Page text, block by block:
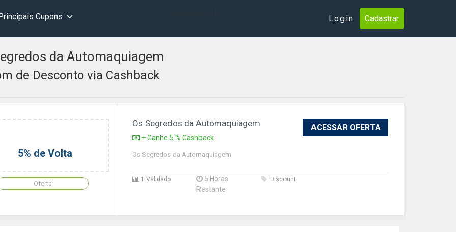
Cupons Login Cadastrar
da Automaquiagem
de Desconto via Cashback
5% de Volta
Oferta
Os Segredos da Automaquiagem
+ Ganhe 5 % Cashback
ACESSAR OFERTA
Os Segredos da Automaquiagem
1 Validado
5 Horas
Restante
Discount